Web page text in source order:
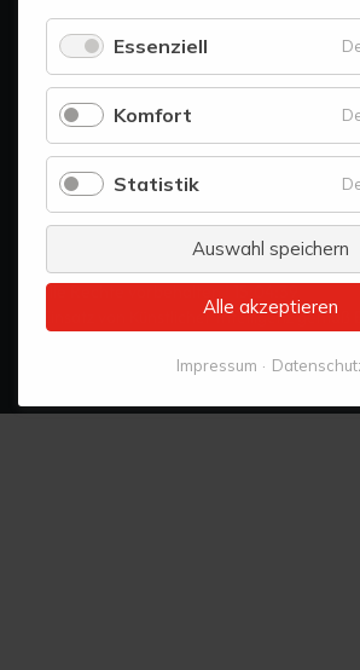
Kulturfestival & Konzertreihe
Malserstraße 47a
6500 Landeck
+43 5442 65600
info@horizontelandeck.com
© Alle Rechte vorbehalten | 15:04:39
Einsatz von Künstlicher Intelligenz gemäß
Essenziell
Komfort
Statistik
Auswahl speichern
Alle akzeptieren
Impressum